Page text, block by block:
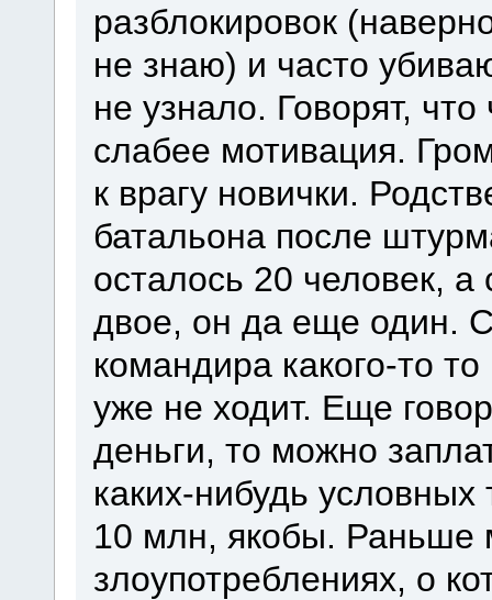
разблокировок
не знаю) и часто
не узнало. Говорят,
слабее мотивация.
к врагу новички.
батальона после
осталось 20 человек, а
двое, он да еще один.
командира какого-то
уже не ходит. Еще
деньги, то можно
каких-нибудь условных
10 млн, якобы. Раньше
злоупотреблениях, о